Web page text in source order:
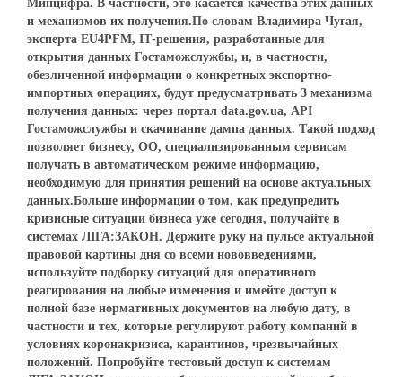
Минцифра. В частности, это касается качества этих данных
и механизмов их получения.По словам Владимира Чугая,
эксперта EU4PFM, ІТ-решения, разработанные для
открытия данных Гостаможслужбы, и, в частности,
обезличенной информации о конкретных экспортно-
импортных операциях, будут предусматривать 3 механизма
получения данных: через портал data.gov.ua, АРI
Гостаможслужбы и скачивание дампа данных. Такой подход
позволяет бизнесу, ОО, специализированным сервисам
получать в автоматическом режиме информацию,
необходимую для принятия решений на основе актуальных
данных.Больше информации о том, как предупредить
кризисные ситуации бизнеса уже сегодня, получайте в
системах ЛІГА:ЗАКОН. Держите руку на пульсе актуальной
правовой картины дня со всеми нововведениями,
используйте подборку ситуаций для оперативного
реагирования на любые изменения и имейте доступ к
полной базе нормативных документов на любую дату, в
частности и тех, которые регулируют работу компаний в
условиях коронакризиса, карантинов, чрезвычайных
положений. Попробуйте тестовый доступ к системам